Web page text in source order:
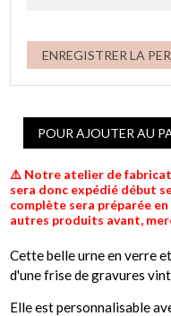
ENREGISTRER LA
POUR AJOUTER AU
⚠️ Notre atelier de
sera donc expédié début
complète sera préparée
autres produits avant,
Cette belle urne en verre
d'une frise de gravures
Elle est personnalisable